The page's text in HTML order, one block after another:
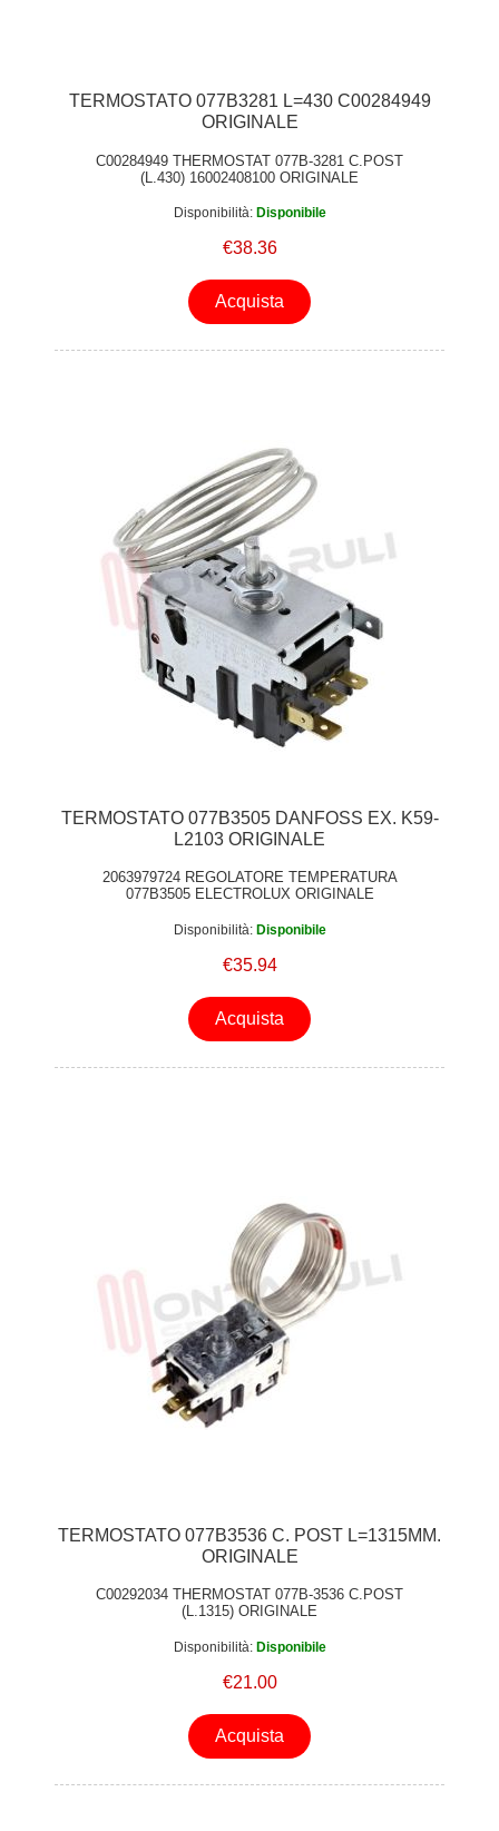
TERMOSTATO 077B3281 L=430 C00284949
ORIGINALE
C00284949 THERMOSTAT 077B-3281 C.POST
(L.430) 16002408100 ORIGINALE
Disponibilità: Disponibile
€38.36
Acquista
TERMOSTATO 077B3505 DANFOSS EX. K59-
L2103 ORIGINALE
2063979724 REGOLATORE TEMPERATURA
077B3505 ELECTROLUX ORIGINALE
Disponibilità: Disponibile
€35.94
Acquista
TERMOSTATO 077B3536 C. POST L=1315MM.
ORIGINALE
C00292034 THERMOSTAT 077B-3536 C.POST
(L.1315) ORIGINALE
Disponibilità: Disponibile
€21.00
Acquista